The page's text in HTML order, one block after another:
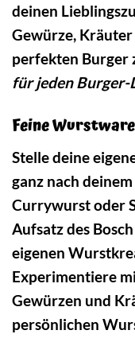
deinen
Gewürze,
perfekten Burger
für jeden Burger-
Feine
Stelle deine
ganz nach
Currywurst oder
Aufsatz des
eigenen
Experimentiere
Gewürzen und
persönlichen